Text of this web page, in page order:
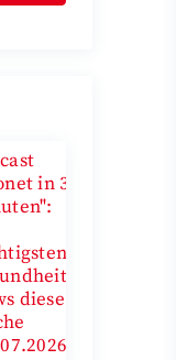
in 3
diese